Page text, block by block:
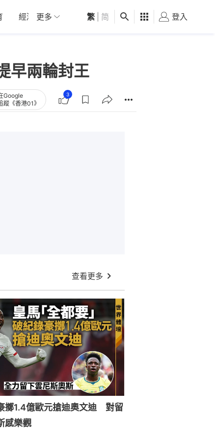
經濟 01深圳 觀點 健康 好食玩飛
更多 繁 简 登入
早兩輪封王
Google
蹤《香港01》
3
查看更多
擲1.4億歐元搶迪奧文迪 對留
感樂觀